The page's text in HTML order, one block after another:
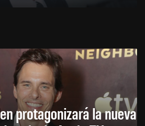
protagonizará la nueva